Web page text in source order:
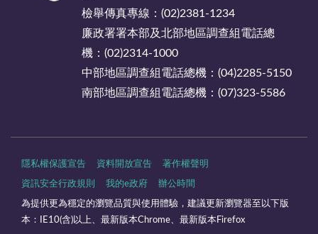
檢舉傳真專線：(02)2381-1234
廉政署署本部及北部地區調查組電話總
機：(02)2314-1000
中部地區調查組電話總機：(04)2285-5150
南部地區調查組電話總機：(07)323-5586
隱私權保護宣告 資料開放宣告 著作權聲明
資訊安全行政規則 我的e政府 辦公時間
為提供更為穩定的瀏覽品質與使用體驗，建議更新瀏覽器至以下版
本：IE10(含)以上、最新版本Chrome、最新版本Firefox